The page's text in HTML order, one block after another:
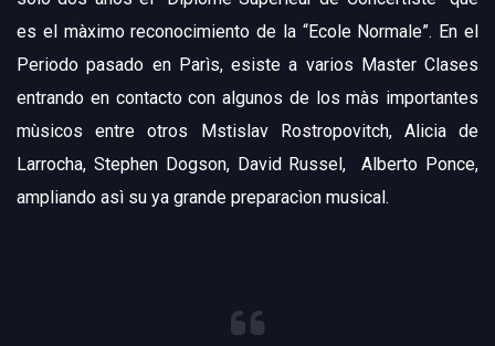
es el màximo reconocimiento de la “Ecole Normale”. En el
Periodo pasado en Parìs, esiste a varios Master Clases
entrando en contacto con algunos de los màs importantes
mùsicos entre otros Mstislav Rostropovitch, Alicia de
Larrocha, Stephen Dogson, David Russel, Alberto Ponce,
ampliando asì su ya grande preparacìon musical.